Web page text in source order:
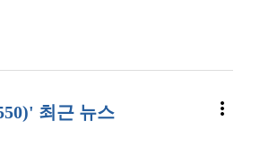
최근 뉴스 more_vert